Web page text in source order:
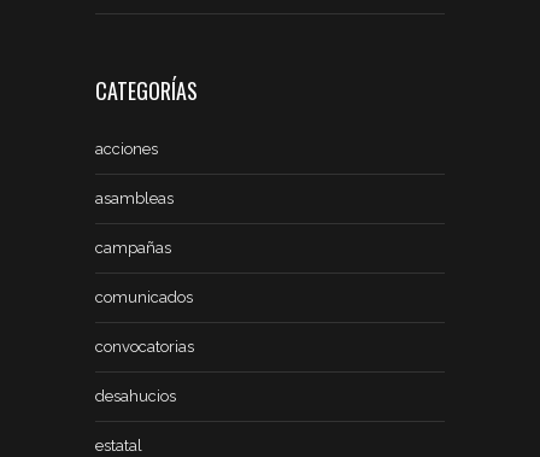
CATEGORÍAS
acciones
asambleas
campañas
comunicados
convocatorias
desahucios
estatal